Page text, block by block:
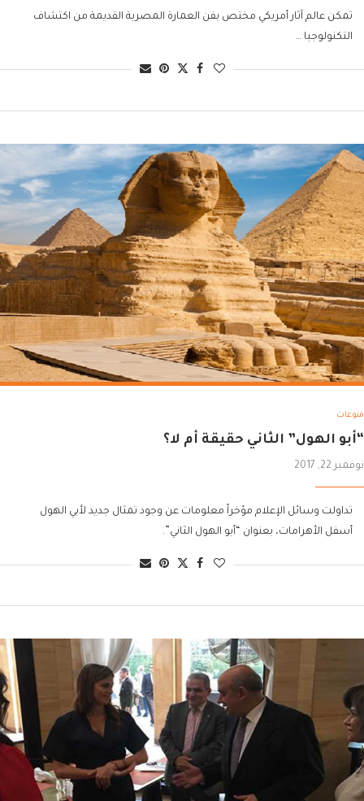
تمكن عالم آثار أمريكي مختص بفن العمارة المصرية القديمة من اكتشاف
التكنولوجيا …
منوعات
“أبو الهول” الثاني حقيقة أم لا؟
نوفمبر 22, 2017
تداولت وسائل الإعلام مؤخراً معلومات عن وجود تمثال جديد لأبي الهول
أسفل الأهرامات، بعنوان “أبو الهول الثاني”.